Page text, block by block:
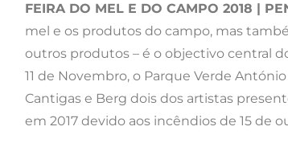
FEIRA DO MEL E DO CAMPO 2018 |
mel e os produtos do campo, mas
outros produtos – é o objectivo central
11 de Novembro, o Parque Verde
Cantigas e Berg dois dos artistas
em 2017 devido aos incêndios de 15 de